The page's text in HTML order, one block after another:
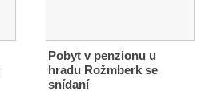
Pobyt v penzionu u
hradu Rožmberk se
snídaní